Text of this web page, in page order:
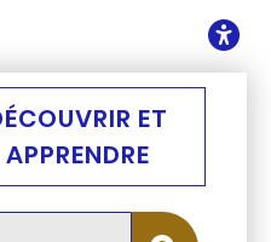
ET
APPRENDRE